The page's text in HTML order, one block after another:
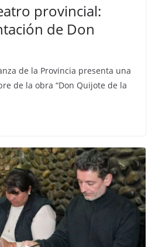
provincial:
de Don
de la Provincia presenta una
de la obra “Don Quijote de la